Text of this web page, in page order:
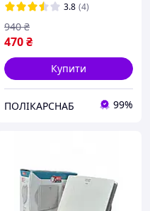
3.8 (4)
470₴
940 ₴
Купити
ПОЛІКАРСНАБ 99%